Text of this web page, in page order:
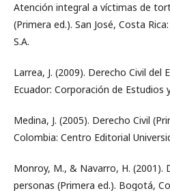
Atención integral a víctimas de
(Primera ed.). San José, Costa
S.A.
Larrea, J. (2009). Derecho Civil del
Ecuador: Corporación de Estudios
Medina, J. (2005). Derecho Civil
Colombia: Centro Editorial
Monroy, M., & Navarro, H. (2001).
personas (Primera ed.). Bogotá,